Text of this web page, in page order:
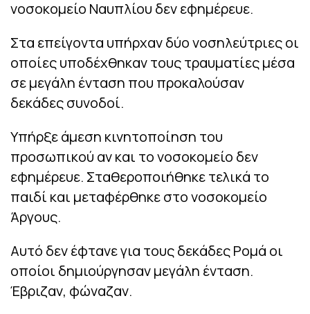
νοσοκομείο Ναυπλίου δεν εφημέρευε.
Στα επείγοντα υπήρχαν δύο νοσηλεύτριες οι
οποίες υποδέχθηκαν τους τραυματίες μέσα
σε μεγάλη ένταση που προκαλούσαν
δεκάδες συνοδοί.
Υπήρξε άμεση κινητοποίηση του
προσωπικού αν και το νοσοκομείο δεν
εφημέρευε. Σταθεροποιήθηκε τελικά το
παιδί και μεταφέρθηκε στο νοσοκομείο
Άργους.
Αυτό δεν έφτανε για τους δεκάδες Ρομά οι
οποίοι δημιούργησαν μεγάλη ένταση.
Έβριζαν, φώναζαν.